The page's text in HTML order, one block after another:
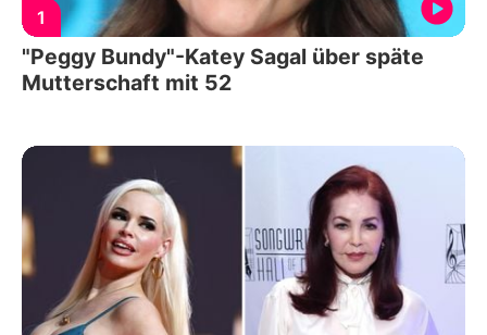
1
"Peggy Bundy"-Katey Sagal über späte
Mutterschaft mit 52